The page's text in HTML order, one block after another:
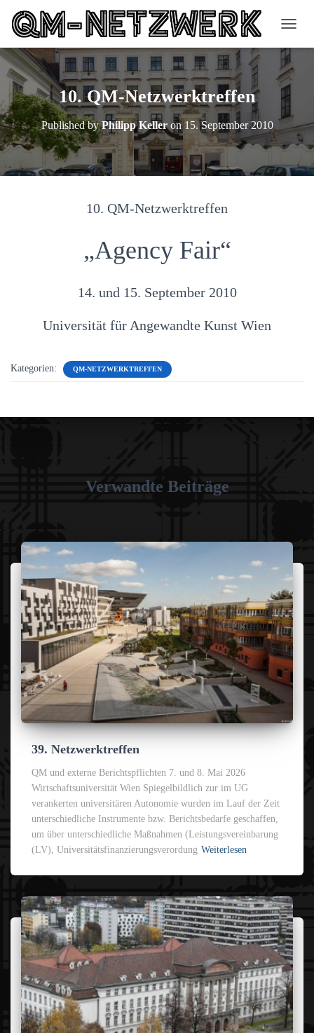
A
V
I
G
T
I
U
10. QM-Netzwerktreffen
Published byPhilipp Kelleron 15. September 2010
10. QM-Netzwerktreffen
„Agency Fair“
14. und 15. September 2010
Universität für Angewandte Kunst Wien
Kategorien: QM-NETZWERKTREFFEN
Verwandte Beiträge
39. Netzwerktreffen
QM und externe Berichtspflichten 7. und 8. Mai 2026
Wirtschaftsuniversität Wien Spiegelbildlich zur im UG
verankerten universitären Autonomie wurden im Lauf der Zeit
unterschiedliche Instrumente bzw. Berichtsbedarfe geschaffen,
um über unterschiedliche Maßnahmen (Leistungsvereinbarung
(LV), Universitätsfinanzierungsverordung Weiterlesen